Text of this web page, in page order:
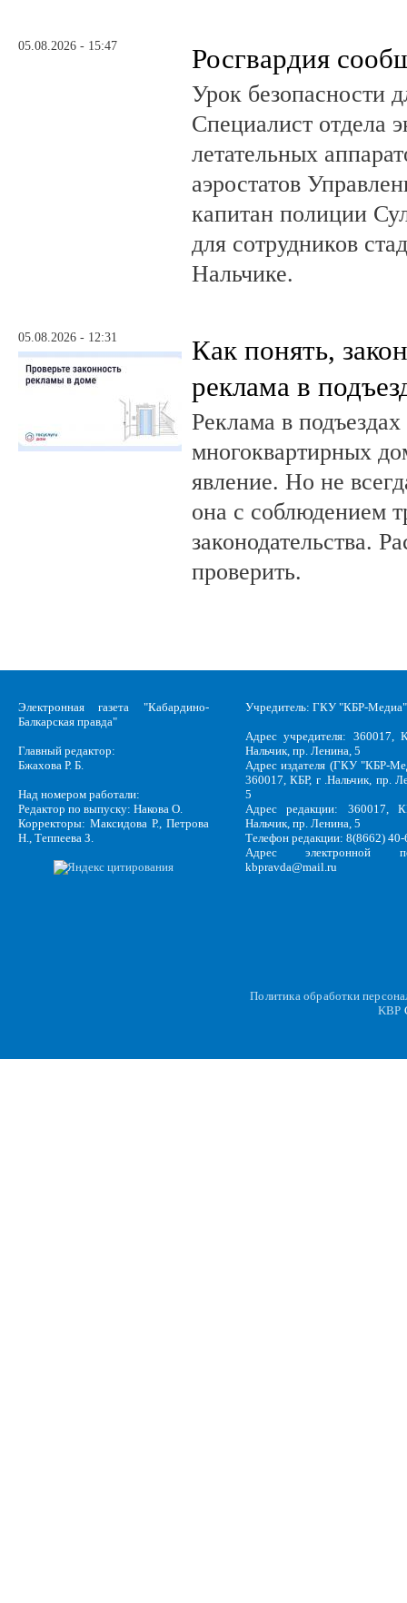
05.08.2026 - 15:47 Росгвардия
Урок безопасности
Специалист отдела
летательных
аэростатов
капитан полиции
для сотрудников
Нальчике.
05.08.2026 - 12:31
Как понять,
реклама в
Реклама в
многоквартирных
явление. Но не
она с соблюдением
законодательства.
проверить.
Электронная газета "Кабардино-
Балкарская правда"
Главный редактор:
Бжахова Р. Б.
Над номером работали:
Редактор по выпуску: Накова О.
Корректоры: Максидова Р., Петрова
Н., Теппеева З.
Учредитель: ГКУ "КБР-Медиа"
Адрес учредителя: 360017,
Нальчик, пр. Ленина, 5
Адрес издателя (ГКУ "КБР-
360017, КБР, г .Нальчик, пр.
5
Адрес редакции: 360017,
Нальчик, пр. Ленина, 5
Телефон редакции: 8(8662)
Адрес электронной
kbpravda@mail.ru
Политика обработки
KBP